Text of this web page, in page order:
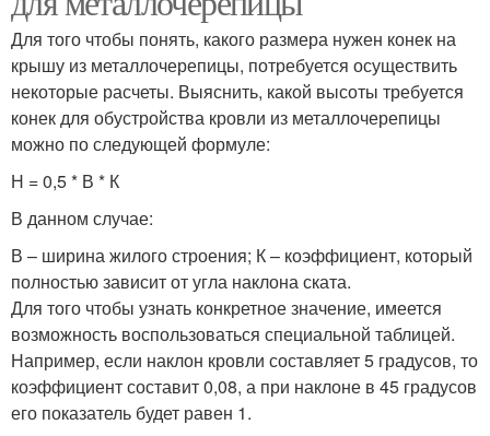
Для того чтобы понять, какого размера нужен конек на
крышу из металлочерепицы, потребуется осуществить
некоторые расчеты. Выяснить, какой высоты требуется
конек для обустройства кровли из металлочерепицы
можно по следующей формуле:
Н = 0,5 * В * К
В данном случае:
В – ширина жилого строения; К – коэффициент, который
полностью зависит от угла наклона ската.
Для того чтобы узнать конкретное значение, имеется
возможность воспользоваться специальной таблицей.
Например, если наклон кровли составляет 5 градусов, то
коэффициент составит 0,08, а при наклоне в 45 градусов
его показатель будет равен 1.